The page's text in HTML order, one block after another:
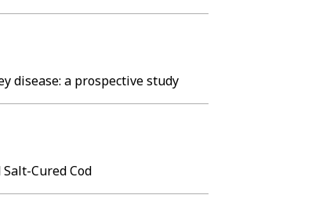
disease: a prospective study
Cured Cod